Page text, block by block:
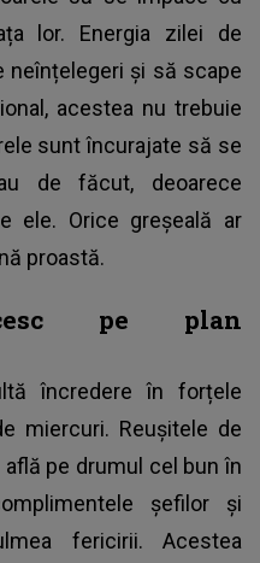
lor. Energia zilei de
și să scape
acestea nu trebuie
sunt încurajate să se
de făcut, deoarece
ele. Orice greșeală ar
proastă.
pe plan
încredere în forțele
miercuri. Reușitele de
pe drumul cel bun în
șefilor și
fericirii. Acestea